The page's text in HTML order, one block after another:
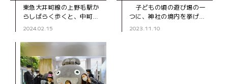
東急大井町線の上野毛駅か
らしばらく歩くと、中町の
閑静な住宅地の一角に立つ
にする。そのうちの３棟
楽しめる『世田谷い
2024.02.15
子どもの頃の遊び場の一
つに、神社の境内を挙げる
人もいる。とくに、地域と
2023.11.10